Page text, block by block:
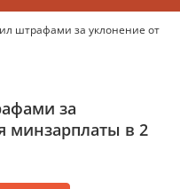
штрафами за уклонение от
за
минзарплаты в 2